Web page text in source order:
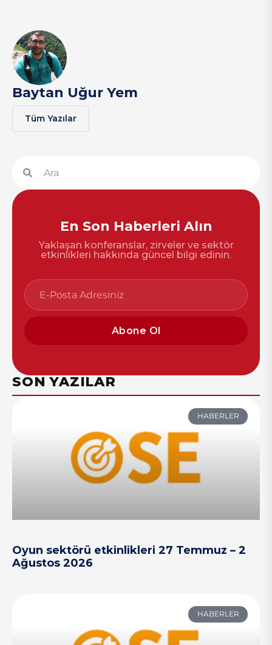
Baytan Uğur Yem
Tüm Yazılar
En Son Haberleri Alın
Yaklaşan konferanslar, zirveler ve sektör
etkinlikleri hakkında güncel bilgi edinin.
Abone Ol
SON YAZILAR
HABERLER
Oyun sektörü etkinlikleri 27 Temmuz – 2
Ağustos 2026
HABERLER